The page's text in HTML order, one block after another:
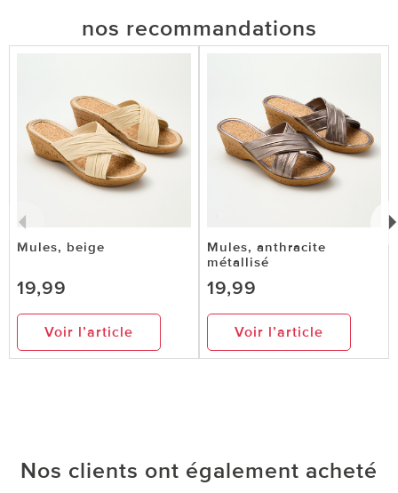
nos recommandations
Mules, beige
19,99
Voir l’article
Mules, anthracite
métallisé
19,99
Voir l’article
Nos clients ont également acheté